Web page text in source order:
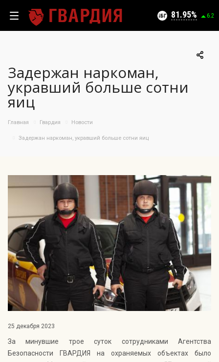
81.95 6.2
55
60
75
80
90
95
100
05.08
Индекс Безопасности ГВАРДИИ –
открытый проект Агентства Безопасности ГВАРДИЯ для
оценки уровня защищённости жителей города от
криминальных угроз.
Подробнее >>
Задержан наркоман,
укравший больше сотни
яиц
Главная Гвардия Новости
Задержан наркоман, укравший больше сотни яиц
25 декабря 2023
За минувшие трое суток сотрудниками Агентства
Безопасности ГВАРДИЯ на охраняемых объектах было